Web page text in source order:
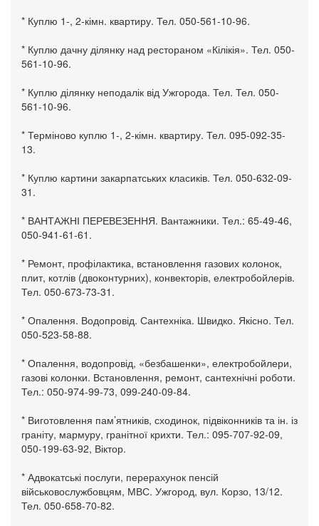
* Куплю 1-, 2-кімн. квартиру. Тел. 050-561-10-96.
* Куплю дачну ділянку над рестораном «Кілікія». Тел. 050-
561-10-96.
* Куплю ділянку неподалік від Ужгорода. Тел. Тел. 050-
561-10-96.
* Терміново куплю 1-, 2-кімн. квартиру. Тел. 095-092-35-
13.
* Куплю картини закарпатських класиків. Тел. 050-632-09-
31.
* ВАНТАЖНІ ПЕРЕВЕЗЕННЯ. Вантажники. Тел.: 65-49-46,
050-941-61-61.
* Ремонт, профілактика, встановлення газових колонок,
плит, котлів (двоконтурних), конвекторів, електробойлерів.
Тел. 050-673-73-31.
* Опалення. Водопровід. Сантехніка. Швидко. Якісно. Тел.
050-523-58-88.
* Опалення, водопровід, «безбашенки», електробойлери,
газові колонки. Встановлення, ремонт, сантехнічні роботи.
Тел.: 050-974-99-73, 099-240-09-84.
* Виготовлення пам’ятників, сходинок, підвіконників та ін. із
граніту, мармуру, гранітної крихти. Тел.: 095-707-92-09,
050-199-63-92, Віктор.
* Адвокатські послуги, перерахунок пенсій
військовослужбовцям, МВС. Ужгород, вул. Корзо, 13/12.
Тел. 050-658-70-82.